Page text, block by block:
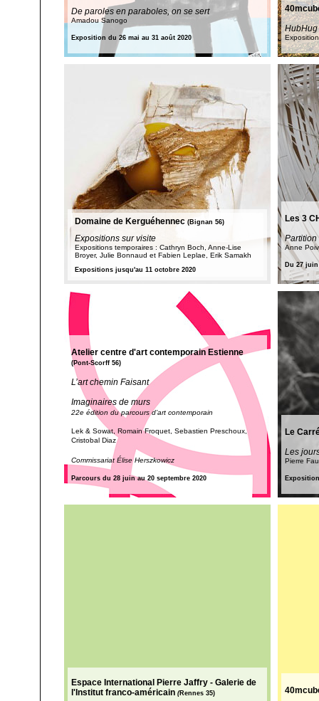
De paroles en paraboles, on se sert
Amadou Sanogo
Exposition du 26 mai au 31 août 2020
HubHug
Domaine de Kerguéhennec (Bignan 56)
Expositions sur visite
Expositions temporaires : Cathryn Boch, Anne-Lise
Broyer, Julie Bonnaud et Fabien Leplae, Erik Samakh
Expositions jusqu'au 11 octobre 2020
Les 3
Anne
Du 27
Atelier centre d'art contemporain Estienne
(Pont-Scorff 56)
L’art chemin Faisant
Imaginaires de murs
22e édition du parcours d’art contemporain
Lek & Sowat, Romain Froquet, Sebastien Preschoux,
Cristobal Diaz
Commissariat Élise Herszkowicz
Parcours du 28 juin au 20 septembre 2020
Le
Les
Pierre
Espace International Pierre Jaffry - Galerie de
l'Institut franco-américain (Rennes 35)